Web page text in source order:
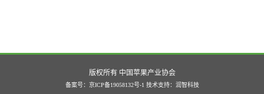
版权所有 中国苹果产业协会
备案号：京ICP备19058132号-1 技术支持： 润智科技